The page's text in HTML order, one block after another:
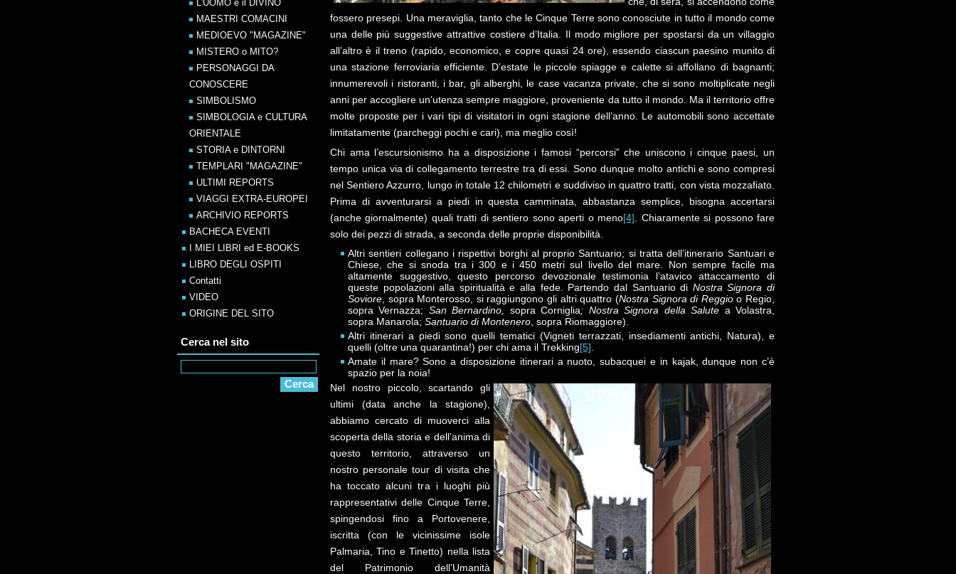
fossero presepi. Una meraviglia, tanto che le Cinque Terre sono conosciute in tutto il mondo come
una delle più suggestive attrattive costiere d’Italia. Il modo migliore per spostarsi da un villaggio
all’altro è il treno (rapido, economico, e copre quasi 24 ore), essendo ciascun paesino munito di
una stazione ferroviaria efficiente. D’estate le piccole spiagge e calette si affollano di bagnanti;
innumerevoli i ristoranti, i bar, gli alberghi, le case vacanza private, che si sono moltiplicate negli
anni per accogliere un’utenza sempre maggiore, proveniente da tutto il mondo. Ma il territorio offre
molte proposte per i vari tipi di visitatori in ogni stagione dell’anno. Le automobili sono accettate
limitatamente (parcheggi pochi e cari), ma meglio così!
Chi ama l’escursionismo ha a disposizione i famosi “percorsi” che uniscono i cinque paesi, un
tempo unica via di collegamento terrestre tra di essi. Sono dunque molto antichi e sono compresi
nel Sentiero Azzurro, lungo in totale 12 chilometri e suddiviso in quattro tratti, con vista mozzafiato.
Prima di avventurarsi a piedi in questa camminata, abbastanza semplice, bisogna accertarsi
(anche giornalmente) quali tratti di sentiero sono aperti o meno[4] . Chiaramente si possono fare
solo dei pezzi di strada, a seconda delle proprie disponibilità.
Altri sentieri collegano i rispettivi borghi al proprio Santuario; si tratta dell’itinerario Santuari e
Chiese, che si snoda tra i 300 e i 450 metri sul livello del mare. Non sempre facile ma
altamente suggestivo, questo percorso devozionale testimonia l’atavico attaccamento di
queste popolazioni alla spiritualità e alla fede. Partendo dal Santuario di Nostra Signora di
Soviore , sopra Monterosso, si raggiungono gli altri quattro (Nostra Signora di Reggioo Regio,
sopra Vernazza; San Bernardino, sopra Corniglia; Nostra Signora della Salute a Volastra,
sopra Manarola; Santuario di Montenero , sopra Riomaggiore).
Altri itinerari a piedi sono quelli tematici (Vigneti terrazzati, insediamenti antichi, Natura), e
quelli (oltre una quarantina!) per chi ama il Trekking[5]
Amate il mare? Sono a disposizione itinerari a nuoto, subacquei e in kajak, dunque non c’è
spazio per la noia!
Nel nostro piccolo, scartando gli
ultimi (data anche la stagione),
abbiamo cercato di muoverci alla
scoperta della storia e dell’anima di
questo territorio, attraverso un
nostro personale tour di visita che
ha toccato alcuni tra i luoghi più
rappresentativi delle Cinque Terre,
spingendosi fino a Portovenere,
iscritta (con le vicinissime isole
Palmaria, Tino e Tinetto) nella lista
del Patrimonio dell’Umanità
L'UOMO e il DIVINO
MAESTRI COMACINI
MEDIOEVO "MAGAZINE"
MISTERO o MITO?
PERSONAGGI DA
CONOSCERE
SIMBOLISMO
SIMBOLOGIA e CULTURA
ORIENTALE
STORIA e DINTORNI
TEMPLARI "MAGAZINE"
ULTIMI REPORTS
VIAGGI EXTRA-EUROPEI
ARCHIVIO REPORTS
BACHECA EVENTI
I MIEI LIBRI ed E-BOOKS
LIBRO DEGLI OSPITI
Contatti
VIDEO
ORIGINE DEL SITO
Cerca nel sito